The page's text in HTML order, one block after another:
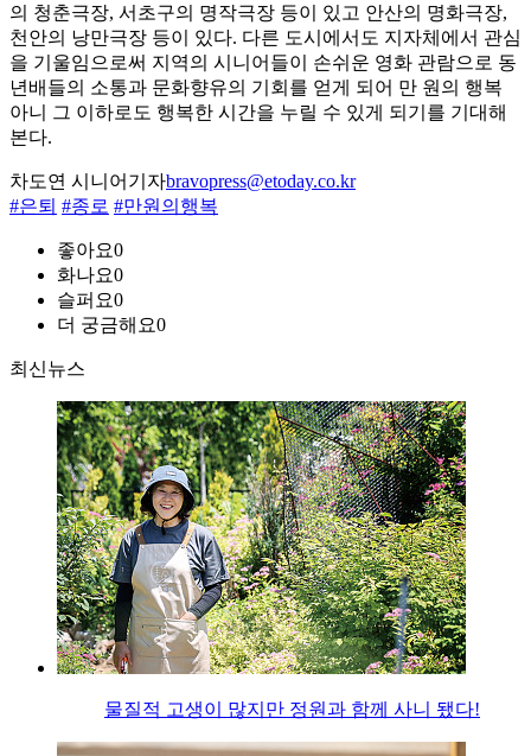
의 청춘극장, 서초구의 명작극장 등이 있고 안산의 명화극장,
천안의 낭만극장 등이 있다. 다른 도시에서도 지자체에서 관심
을 기울임으로써 지역의 시니어들이 손쉬운 영화 관람으로 동
년배들의 소통과 문화향유의 기회를 얻게 되어 만 원의 행복
아니 그 이하로도 행복한 시간을 누릴 수 있게 되기를 기대해
본다.
차도연 시니어기자bravopress@etoday.co.kr
#은퇴 #종로 #만원의행복
좋아요0
화나요0
슬퍼요0
더 궁금해요0
최신뉴스
물질적 고생이 많지만 정원과 함께 사니 됐다!